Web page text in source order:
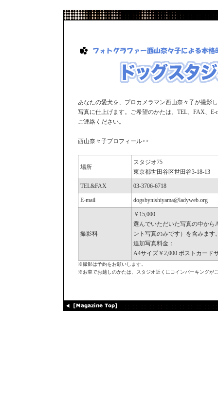
あなたの愛犬を、プロカメラマン西山奈々子が撮影
写真に仕上げます。ご希望のかたは、TEL、FAX、
ご連絡ください。
西山奈々子プロフィール>>
場所
スタジオ75
東京都世田谷区世田谷3-18-13
TEL&FAX 03-3706-6718
E-mail dogsbynishiyama@ladyweb.org
撮影料
￥15,000
選んでいただいた写真の中から
ント写真のみです）を含みます
追加写真料金：
A4サイズ￥2,000 ポストカード
※撮影は予約をお願いします。
※お車でお越しのかたは、スタジオ近くにコインパーキングが